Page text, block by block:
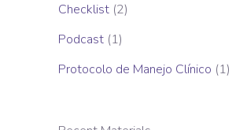
Checklist (2)
Podcast (1)
Protocolo de Manejo Clínico (1)